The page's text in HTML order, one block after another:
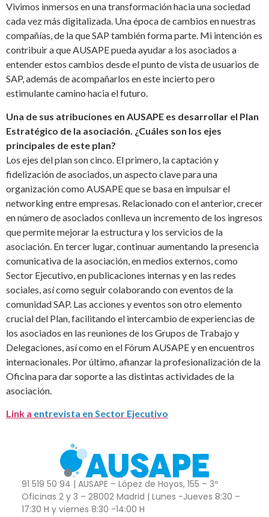
Vivimos inmersos en una transformación hacia una sociedad
cada vez más digitalizada. Una época de cambios en nuestras
compañías, de la que SAP también forma parte. Mi intención es
contribuir a que AUSAPE pueda ayudar a los asociados a
entender estos cambios desde el punto de vista de usuarios de
SAP, además de acompañarlos en este incierto pero
estimulante camino hacia el futuro.
Una de sus atribuciones en AUSAPE es desarrollar el Plan
Estratégico de la asociación. ¿Cuáles son los ejes
principales de este plan?
Los ejes del plan son cinco. El primero, la captación y
fidelización de asociados, un aspecto clave para una
organización como AUSAPE que se basa en impulsar el
networking entre empresas. Relacionado con el anterior, crecer
en número de asociados conlleva un incremento de los ingresos
que permite mejorar la estructura y los servicios de la
asociación. En tercer lugar, continuar aumentando la presencia
comunicativa de la asociación, en medios externos, como
Sector Ejecutivo, en publicaciones internas y en las redes
sociales, así como seguir colaborando con eventos de la
comunidad SAP. Las acciones y eventos son otro elemento
crucial del Plan, facilitando el intercambio de experiencias de
los asociados en las reuniones de los Grupos de Trabajo y
Delegaciones, así como en el Fórum AUSAPE y en encuentros
internacionales. Por último, afianzar la profesionalización de la
Oficina para dar soporte a las distintas actividades de la
asociación.
Link a entrevista en Sector Ejecutivo
91 519 50 94 | AUSAPE – López de Hoyos, 155 – 3º
Oficinas 2 y 3 – 28002 Madrid | Lunes -Jueves 8:30 –
17:30 H y viernes 8:30 -14:00 H